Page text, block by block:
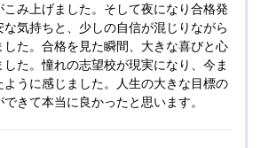
こみ上げました。そして夜になり合格発
気持ちと、少しの自信が混じりながら
た。合格を見た瞬間、大きな喜びと心
た。憧れの志望校が現実になり、今ま
ように感じました。人生の大きな目標の
きて本当に良かったと思います。